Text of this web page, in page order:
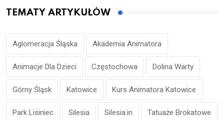
TEMATY ARTYKUŁÓW
Aglomeracja Śląska Akademia Animatora
Animacje Dla Dzieci Częstochowa Dolina Warty
Górny Śląsk Katowice Kurs Animatora Katowice
Park Lisiniec Silesia Silesia.in Tatuaże Brokatowe